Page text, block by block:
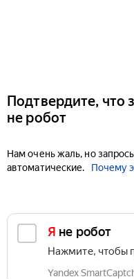
Подтвердите, что
не робот
Нам очень жаль, но
автоматические.
Почему
Я не робот
Нажмите, чтобы
Yandex